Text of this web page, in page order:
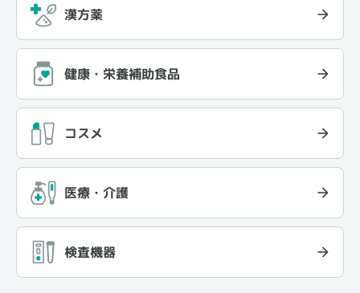
漢方薬
健康・栄養補助食品
コスメ
医療・介護
検査機器